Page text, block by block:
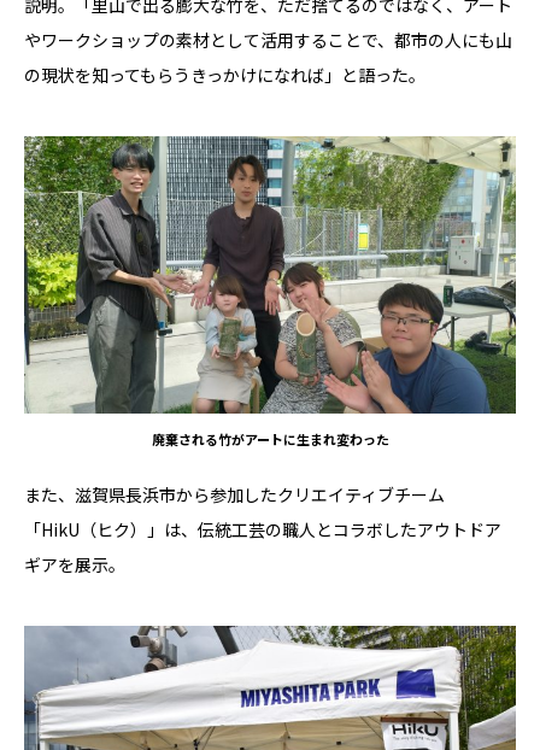
説明。「里山で出る膨大な竹を、ただ捨てるのではなく、アート
やワークショップの素材として活用することで、都市の人にも山
の現状を知ってもらうきっかけになれば」と語った。
廃棄される竹がアートに生まれ変わった
また、滋賀県長浜市から参加したクリエイティブチーム
「HikU（ヒク）」は、伝統工芸の職人とコラボしたアウトドア
ギアを展示。